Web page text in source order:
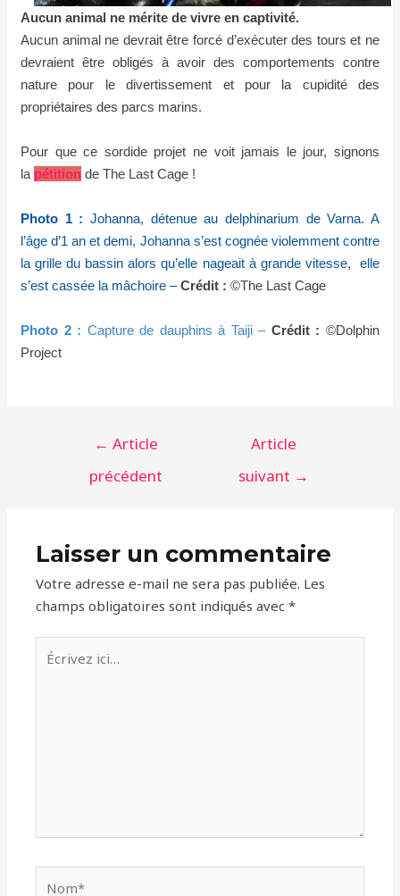
Aucun animal ne mérite de vivre en captivité.
Aucun animal ne devrait être forcé d’exécuter des tours et ne
devraient être obligés à avoir des comportements contre
nature pour le divertissement et pour la cupidité des
propriétaires des parcs marins.
Pour que ce sordide projet ne voit jamais le jour, signons
la pétition de The Last Cage !
Photo 1 : Johanna, détenue au delphinarium de Varna. A
l’âge d’1 an et demi, Johanna s’est cognée violemment contre
la grille du bassin alors qu’elle nageait à grande vitesse, elle
s’est cassée la mâchoire – Crédit : ©The Last Cage
Photo 2 : Capture de dauphins à Taiji – Crédit : ©Dolphin
Project
Navigation
l’article
← Article
précédent
Article
suivant →
Laisser un commentaire
Votre adresse e-mail ne sera pas publiée. Les
champs obligatoires sont indiqués avec*
Écrivez
ici…